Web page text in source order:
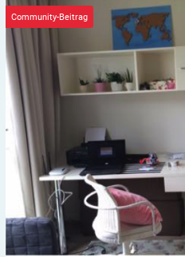
Community-Beitrag